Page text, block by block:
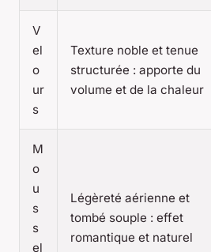
V
el
o
ur
s
Texture noble et tenue
structurée : apporte du
volume et de la chaleur
M
o
u
s
s
el
Légèreté aérienne et
tombé souple : effet
romantique et naturel